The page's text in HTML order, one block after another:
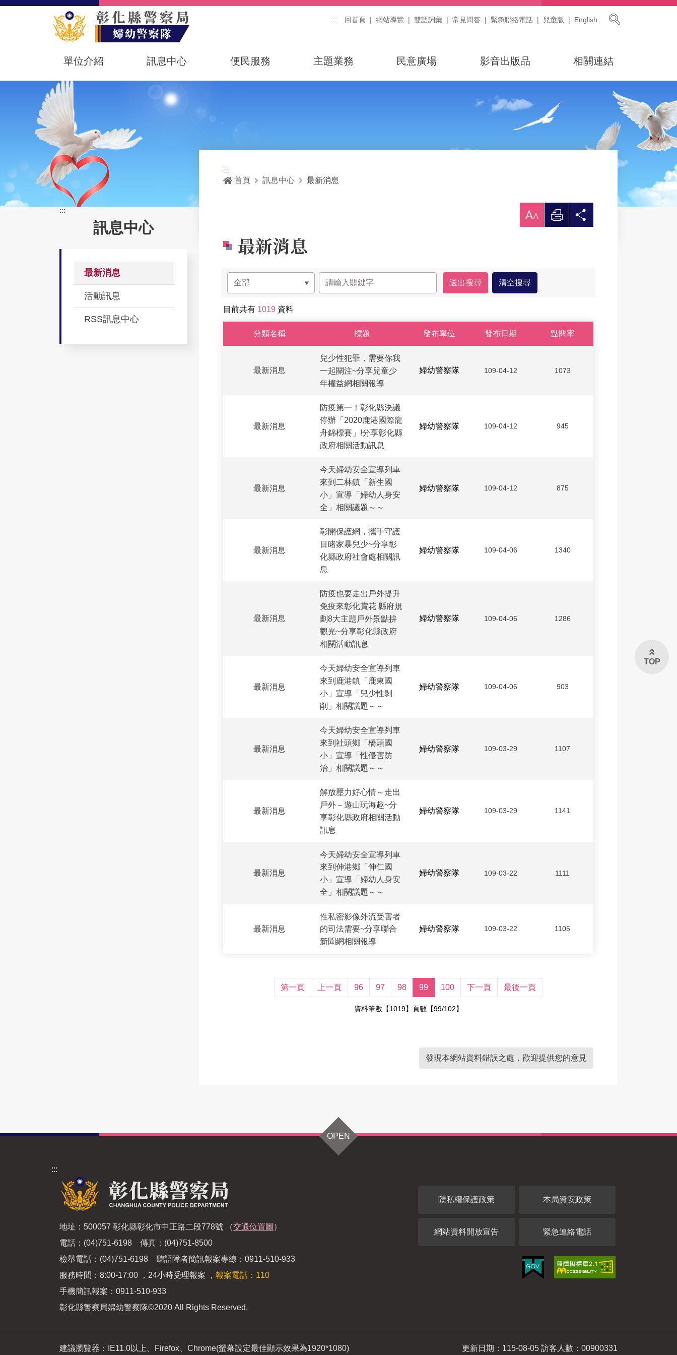
::: 回首頁 網站導覽 雙語詞彙 常見問答 緊急聯絡電話 兒童版 English
單位介紹 訊息中心 便民服務 主題業務 民意廣場 影音出版品 相關連結
:::
訊息中心
最新消息
活動訊息
RSS訊息中心
:::
首頁 訊息中心 最新消息
放 列
最新消息
目前共有 1019 資料
分類名稱
標題 發布單位 發布日期 點閱率
最新消息
兒少性犯罪，需要你我
一起關注~分享兒童少
年權益網相關報導
婦幼警察隊 109-04-12 1073
最新消息
防疫第一！彰化縣決議
停辦「2020鹿港國際龍
舟錦標賽」!分享彰化縣
政府相關活動訊息
婦幼警察隊 109-04-12 945
最新消息
今天婦幼安全宣導列車
來到二林鎮「新生國
小」宣導「婦幼人身安
全」相關議題～～
婦幼警察隊 109-04-12 875
最新消息
彰開保護網，攜手守護
目睹家暴兒少~分享彰
化縣政府社會處相關訊
息
婦幼警察隊 109-04-06 1340
最新消息
防疫也要走出戶外提升
免疫來彰化賞花 縣府規
劃8大主題戶外景點拚
觀光~分享彰化縣政府
相關活動訊息
婦幼警察隊 109-04-06 1286
最新消息
今天婦幼安全宣導列車
來到鹿港鎮「鹿東國
小」宣導「兒少性剝
削」相關議題～～
婦幼警察隊 109-04-06 903
最新消息
今天婦幼安全宣導列車
來到社頭鄉「橋頭國
小」宣導「性侵害防
治」相關議題～～
婦幼警察隊 109-03-29 1107
最新消息
解放壓力好心情～走出
戶外－遊山玩海趣~分
享彰化縣政府相關活動
訊息
婦幼警察隊 109-03-29 1141
最新消息
今天婦幼安全宣導列車
來到伸港鄉「伸仁國
小」宣導「婦幼人身安
全」相關議題～～
婦幼警察隊 109-03-22 1111
最新消息
性私密影像外流受害者
的司法需要~分享聯合
新聞網相關報導
婦幼警察隊 109-03-22 1105
第一頁 上一頁 96 97 98 99 100 下一頁 最後一頁
資料筆數【1019】頁數【99/102】
發現本網站資料錯誤之處，歡迎提供您的意見
OPEN
:::
地址：500057 彰化縣彰化市中正路二段778號 （交通位置圖 ）
電話：(04)751-6198 傳真：(04)751-8500
檢舉電話：(04)751-6198 聽語障者簡訊報案專線：0911-510-933
服務時間：8:00-17:00 ，24小時受理報案 ， 報案電話：110
手機簡訊報案：0911-510-933
彰化縣警察局婦幼警察隊©2020 All Rights Reserved.
隱私權保護政策 本局資安政策
網站資料開放宣告 緊急連絡電話
建議瀏覽器：IE11.0以上、Firefox、Chrome(螢幕設定最佳顯示效果為1920*1080) 更新日期：115-08-05 訪客人數：00900331
TOP